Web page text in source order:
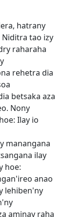
hatrany
tao izy
raharaha
rehetra dia
betsaka aza
Nony
Ilay io
manangana
ilay
hoe:
anao
lehiben'ny
aminay raha